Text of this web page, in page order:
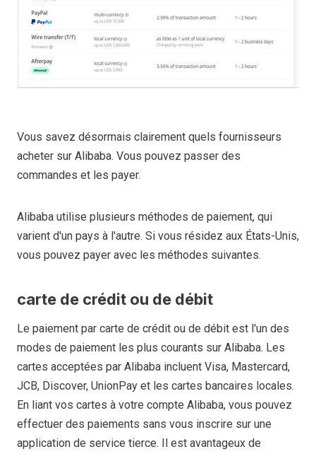
Vous savez désormais clairement quels fournisseurs
acheter sur Alibaba. Vous pouvez passer des
commandes et les payer.
Alibaba utilise plusieurs méthodes de paiement, qui
varient d'un pays à l'autre. Si vous résidez aux États-Unis,
vous pouvez payer avec les méthodes suivantes.
carte de crédit ou de débit
Le paiement par carte de crédit ou de débit est l'un des
modes de paiement les plus courants sur Alibaba. Les
cartes acceptées par Alibaba incluent Visa, Mastercard,
JCB, Discover, UnionPay et les cartes bancaires locales.
En liant vos cartes à votre compte Alibaba, vous pouvez
effectuer des paiements sans vous inscrire sur une
application de service tierce. Il est avantageux de